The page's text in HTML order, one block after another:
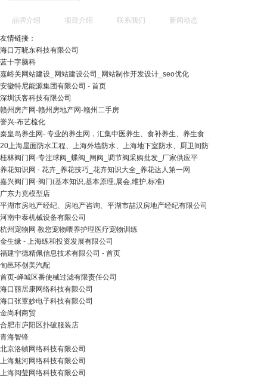
品牌介绍 项目介绍 联系我们 新闻动态
友情链接：
海口万晓东科技有限公司
蓝十字脑科
嘉峪关网站建设_网站建设公司_网站制作开发设计_seo优化
安徽特尼能源集团有限公司 - 首页
深圳沃客科技有限公司
赣州房产网-赣州房地产网-赣州二手房
誉兴-布艺梳化
秦皇岛养生网- 专业的养生网，汇集中医养生、食补养生、养生食
20上海屋面防水工程、上海外墙防水、上海地下室防水、厨卫间防
桂林阀门网-专注球阀_蝶阀_闸阀_调节阀采购批发_厂家供应平
养花知识网 - 花卉_养花技巧_花卉知识大全_养花达人第一网
嘉兴阀门网-阀门(基本知识,基本原理,展会,维护,标准)
广东力克模型店
平湖市房地产经纪、房地产咨询、平湖市喆汉房地产经纪有限公司
河南中泰机械设备有限公司
杭州宠物网 教您宠物喂养护理医疗宠物训练
金生缘 - 上海练和投资发展有限公司
福建宁德精佩信息技术有限公司 - 首页
旬邑环创美汽配
首页-峄城区番使械过滤有限责任公司
海口丽居康网络科技有限公司
海口张覃妙电子科技有限公司
金尚利商贸
合肥市庐阳区扑破服装店
青海智锋
北京洛帧网络科技有限公司
上海魅河网络科技有限公司
上海阅莹网络科技有限公司